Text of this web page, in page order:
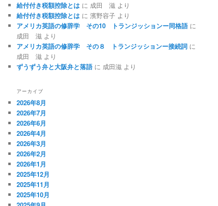
給付付き税額控除とは に 成田 滋 より
給付付き税額控除とは に濱野容子 より
アメリカ英語の修辞学 その10 トランジッションー同格語に
成田 滋 より
アメリカ英語の修辞学 その８ トランジッションー接続詞 に
成田 滋 より
ずうずう弁と大阪弁と落語に 成田滋 より
アーカイブ
2026年8月
2026年7月
2026年6月
2026年4月
2026年3月
2026年2月
2026年1月
2025年12月
2025年11月
2025年10月